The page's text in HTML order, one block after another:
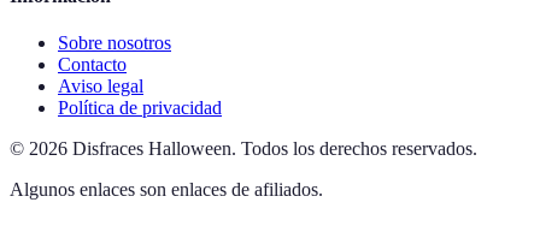
Sobre nosotros
Contacto
Aviso legal
Política de privacidad
© 2026 Disfraces Halloween. Todos los derechos reservados.
Algunos enlaces son enlaces de afiliados.